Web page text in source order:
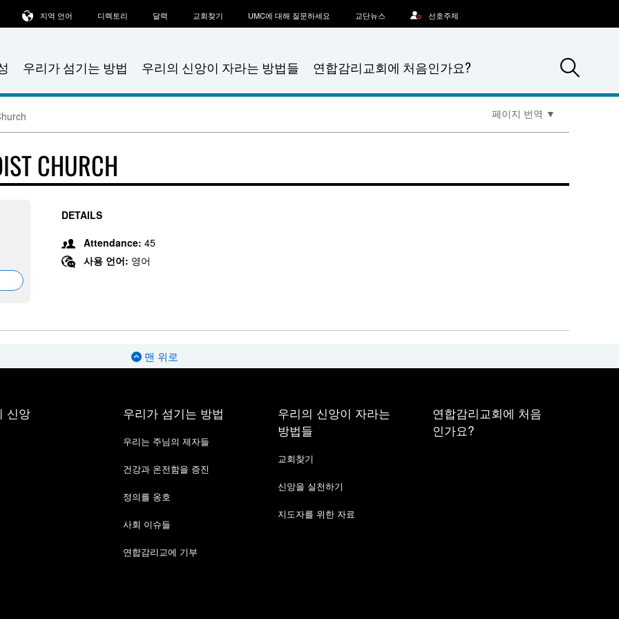
우리가 섬기는 방법 우리의 신앙이 자라는 방법들 연합감리교회에 처음인가요?
지역 언어 디렉토리 달력 교회찾기 UMC에 대해 질문하세요 교단뉴스 선호주제
페이지 번역 ▼
CHURCH
DETAILS
Attendance: 45
사용 언어: 영어
맨 위로
신앙 우리가 섬기는 방법
우리는 주님의 제자들
건강과 온전함을 증진
정의를 옹호
사회 이슈들
연합감리교에 기부
우리의 신앙이 자라는
방법들
교회찾기
신앙을 실천하기
지도자를 위한 자료
연합감리교회에 처음
인가요?